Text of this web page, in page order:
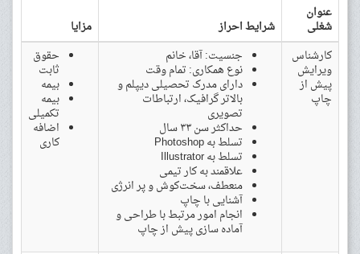
عنوان
شغلی شرایط احراز
مزایا
کارشناس
ویرایش
پیش از
چاپ
جنسیت: آقا، خانم
نوع همکاری: تمام وقت
دارای مدرک تحصیلی دیپلم و
بالاتر گرافیک، ارتباطات
تصویری
حداکثر سن ۳۳ سال
تسلط به Photoshop
تسلط به Illustrator
علاقمند به کار تیمی
منعطف، سخت‌کوش و پر انرژی
آشنایی با چاپ
انجام امور مرتبط با طراحی و
آماده سازی پیش از چاپ
حقوق
ثابت
بیمه
بیمه
تکمیلی
اضافه
کاری